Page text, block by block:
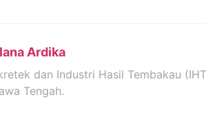
Ardika
dan Industri Hasil Tembakau
Tengah.